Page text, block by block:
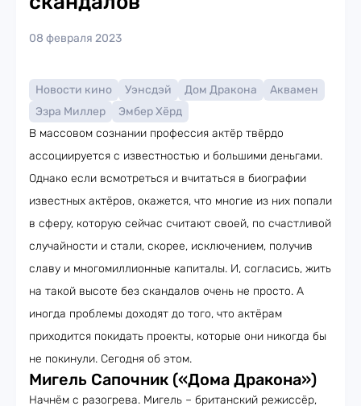
08 февраля 2023
Новости кино Уэнсдэй Дом Дракона
Аквамен
Эзра Миллер
Эмбер Хёрд
В массовом сознании профессия актёр твёрдо
ассоциируется с известностью и большими деньгами.
Однако если всмотреться и вчитаться в биографии
известных актёров, окажется, что многие из них попали
в сферу, которую сейчас считают своей, по счастливой
случайности и стали, скорее, исключением, получив
славу и многомиллионные капиталы. И, согласись, жить
на такой высоте без скандалов очень не просто. А
иногда проблемы доходят до того, что актёрам
приходится покидать проекты, которые они никогда бы
не покинули. Сегодня об этом.
Мигель Сапочник («Дома Дракона»)
Начнём с разогрева. Мигель – британский режиссёр,